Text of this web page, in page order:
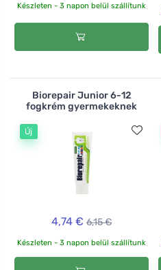
Készleten - 3 napon belül szállítunk
Biorepair Junior 6-12
fogkrém gyermekeknek
Új
4,74 € 6,15 €
Készleten - 3 napon belül szállítunk